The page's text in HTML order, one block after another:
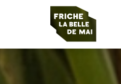
Panneau de gestion des cookies